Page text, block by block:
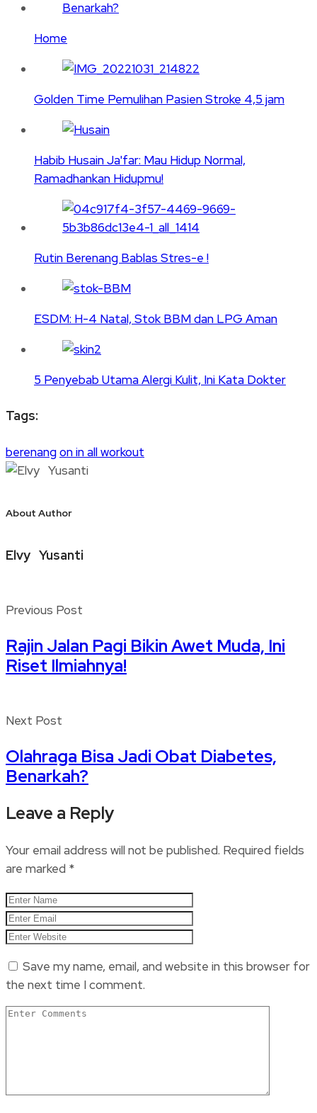
Home
Golden Time Pemulihan Pasien Stroke 4,5 jam
Habib Husain Ja'far: Mau Hidup Normal,
Ramadhankan Hidupmu!
Rutin Berenang Bablas Stres-e !
ESDM: H-4 Natal, Stok BBM dan LPG Aman
5 Penyebab Utama Alergi Kulit, Ini Kata Dokter
Tags:
berenangon in all workout
About Author
Elvy Yusanti
Previous Post
Rajin Jalan Pagi Bikin Awet Muda, Ini
Riset Ilmiahnya!
Next Post
Olahraga Bisa Jadi Obat Diabetes,
Benarkah?
Leave a Reply
Your email address will not be published. Required fields
are marked *
Save my name, email, and website in this browser for
the next time I comment.